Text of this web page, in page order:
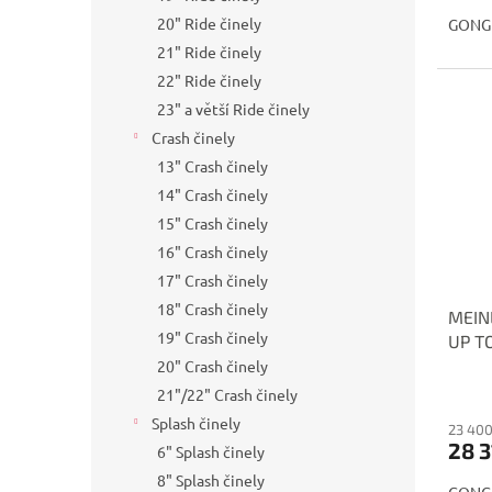
20" Ride činely
21" Ride činely
22" Ride činely
23" a větší Ride činely
Crash činely
13" Crash činely
14" Crash činely
15" Crash činely
16" Crash činely
17" Crash činely
18" Crash činely
19" Crash činely
20" Crash činely
21"/22" Crash činely
Splash činely
6" Splash činely
8" Splash činely
UP
23
28